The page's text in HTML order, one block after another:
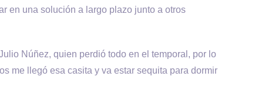
en una solución a largo plazo junto a otros
Núñez, quien perdió todo en el temporal, por lo
me llegó esa casita y va estar sequita para dormir